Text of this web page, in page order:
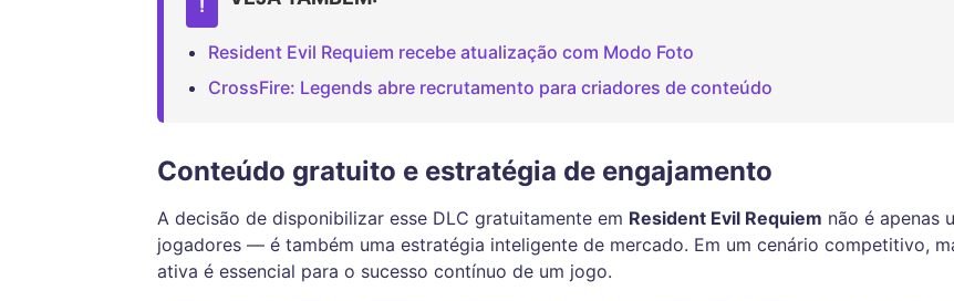
!
Resident Evil Requiem recebe atualização com Modo Foto
CrossFire: Legends abre recrutamento para criadores de conteúdo
Conteúdo gratuito e estratégia de engajamento
A decisão de disponibilizar esse DLC gratuitamente em Resident Evil Requiem não é apenas
jogadores — é também uma estratégia inteligente de mercado. Em um cenário competitivo,
ativa é essencial para o sucesso contínuo de um jogo.